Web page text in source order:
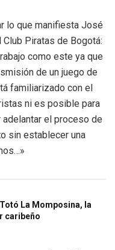
lo que manifiesta José
Piratas de Bogotá:
como este ya que
de un juego de
familiarizado con el
ni es posible para
el proceso de
sin establecer una
La Momposina, la
caribeño